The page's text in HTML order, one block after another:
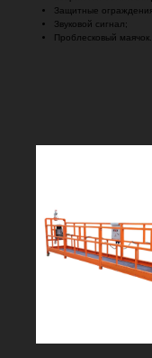
Защитные
Звуковой сигнал;
Проблесковый маячок.